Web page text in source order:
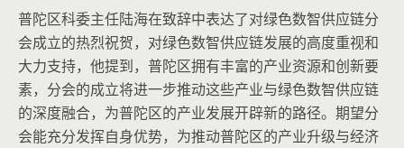
普陀区科委主任陆海在致辞中表达了对绿色数智供应链分
会成立的热烈祝贺，对绿色数智供应链发展的高度重视和
大力支持，他提到，普陀区拥有丰富的产业资源和创新要
素，分会的成立将进一步推动这些产业与绿色数智供应链
的深度融合，为普陀区的产业发展开辟新的路径。期望分
会能充分发挥自身优势，为推动普陀区的产业升级与经济